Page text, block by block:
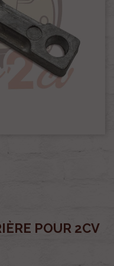
POUR 2CV